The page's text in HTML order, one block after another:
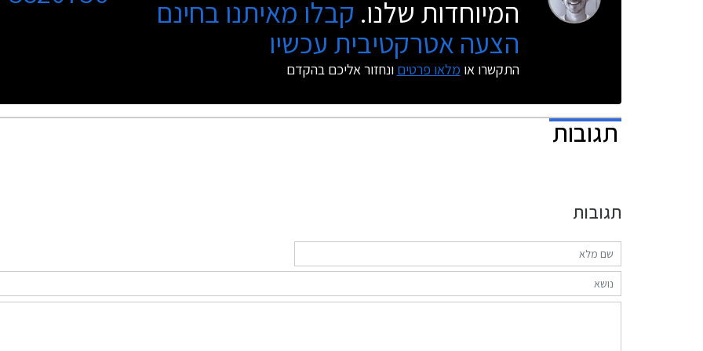
המיוחדות שלנו. קבלו מאיתנו בחינם
הצעה אטרקטיבית עכשיו
התקשרו או מלאו פרטים ונחזור אליכם בהקדם
תגובות
תגובות